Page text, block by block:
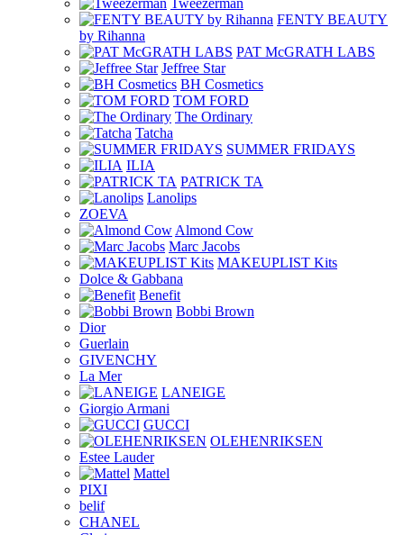
Tweezerman
FENTY BEAUTY
by Rihanna
PAT McGRATH LABS
Jeffree Star
BH Cosmetics
TOM FORD
The Ordinary
Tatcha
SUMMER FRIDAYS
ILIA
PATRICK TA
Lanolips
ZOEVA
Almond Cow
Marc Jacobs
MAKEUPLIST Kits
Dolce & Gabbana
Benefit
Bobbi Brown
Dior
Guerlain
GIVENCHY
La Mer
LANEIGE
Giorgio Armani
GUCCI
OLEHENRIKSEN
Estee Lauder
Mattel
PIXI
belif
CHANEL